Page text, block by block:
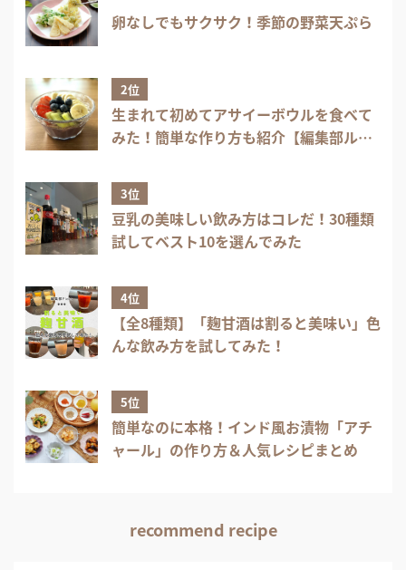
卵なしでもサクサク！季節の野菜天ぷら
2位
生まれて初めてアサイーボウルを食べて
みた！簡単な作り方も紹介【編集部ル
3位
豆乳の美味しい飲み方はコレだ！30種類
試してベスト10を選んでみた
4位
【全8種類】「麹甘酒は割ると美味い」色
んな飲み方を試してみた！
5位
簡単なのに本格！インド風お漬物「アチ
ャール」の作り方＆人気レシピまとめ
recommend recipe